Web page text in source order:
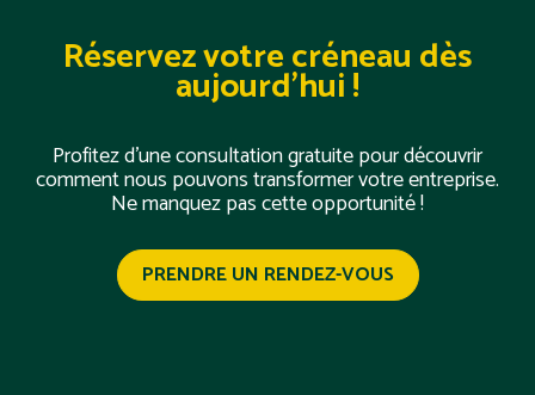
Réservez votre créneau dès
aujourd'hui !
Profitez d'une consultation gratuite pour découvrir
comment nous pouvons transformer votre entreprise.
Ne manquez pas cette opportunité !
PRENDRE UN RENDEZ-VOUS